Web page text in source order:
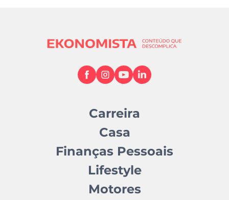
Carreira
Casa
Finanças Pessoais
Lifestyle
Motores